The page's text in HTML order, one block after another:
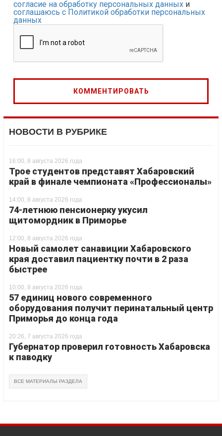
согласие на обработку персональных данных и
соглашаюсь с Политикой обработки персональных
данных
НОВОСТИ В РУБРИКЕ
16:00, 8 августа 2026 года
Трое студентов представят Хабаровский
край в финале чемпионата «Профессионалы»
14:00, 8 августа 2026 года
74-летнюю пенсионерку укусил
щитомордник в Приморье
12:00, 8 августа 2026 года
Новый самолет санавиции Хабаровского
края доставил пациентку почти в 2 раза
быстрее
10:00, 8 августа 2026 года
57 единиц нового современного
оборудования получит перинатальный центр
Приморья до конца года
20:26, 7 августа 2026 года
Губернатор проверил готовность Хабаровска
к паводку
ВСЕ МАТЕРИАЛЫ РАЗДЕЛА